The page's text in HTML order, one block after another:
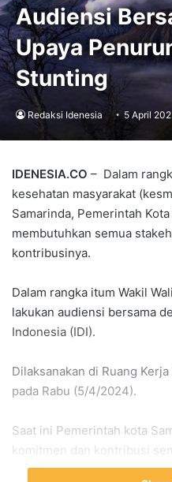
Audiensi
Upaya
Stunting
Redaksi Idenesia 5 April
IDENESIA.CO – Dalam
kesehatan masyarakat
Samarinda, Pemerintah
membutuhkan semua
kontribusinya.
Dalam rangka itum Wakil
lakukan audiensi bersama
Indonesia (IDI).
Dilaksanakan di Ruang
pada Rabu (5/4/2024).
Saat ini Pemerintah kota
komitmen dan kontribusi